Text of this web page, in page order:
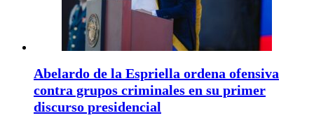
Abelardo de la Espriella ordena ofensiva
contra grupos criminales en su primer
discurso presidencial